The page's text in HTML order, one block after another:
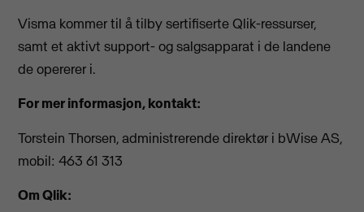
Visma kommer til å tilby sertifiserte Qlik-ressurser,
samt et aktivt support- og salgsapparat i de landene
de opererer i.
For mer informasjon, kontakt:
Torstein Thorsen, administrerende direktør i bWise AS,
mobil: 463 61 313
Om Qlik: